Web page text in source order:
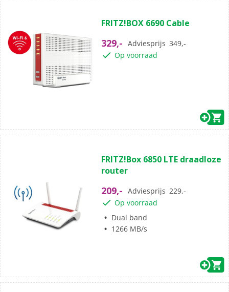
van
5
sterren.
FRITZ!BOX 6690 Cable
329,- Adviesprijs 349,-
Op voorraad
van
de
sterren.
FRITZ!Box 6850 LTE draadloze
router
209,- Adviesprijs 229,-
Op voorraad
Dual band
1266 MB/s